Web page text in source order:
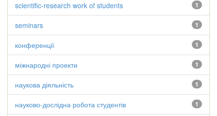
1
scientific-research work of students
1
seminars
1
конференції
1
міжнародні проекти
1
наукова діяльність
1
науково-дослідна робота студентів